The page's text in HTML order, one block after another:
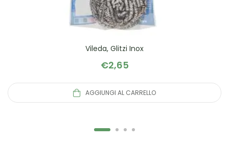
Vileda, Glitzi Inox
€2,65
AGGIUNGI AL CARRELLO